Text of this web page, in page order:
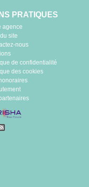
PRATIQUES
agence
site
nous
de confidentialité
des cookies